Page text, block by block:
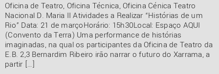
Oficina de Teatro, Oficina Técnica, Oficina Cénica Teatro
Nacional D. Maria II Atividades a Realizar “Histórias de um
Rio” Data: 21 de marçoHorário: 15h30Local: Espaço AQUI
(Convento da Terra) Uma performance de histórias
imaginadas, na qual os participantes da Oficina de Teatro da
E.B. 2,3 Bernardim Ribeiro irão narrar o futuro do Xarrama, a
partir […]